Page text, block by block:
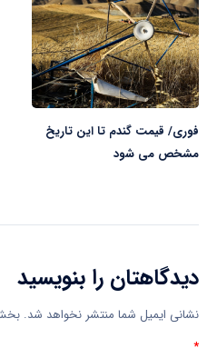
فوری/ قیمت گندم تا این تاریخ
مشخص می شود
دیدگاهتان را بنویسید
نشانی ایمیل شما منتشر نخواهد شد.
*